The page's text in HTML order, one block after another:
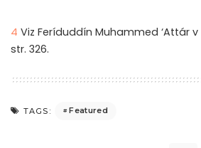
4 Viz Feríduddín Muhammed ‘Attár v
str. 326.
TAGS: Featured